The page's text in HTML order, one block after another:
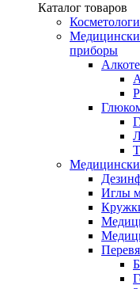
Каталог товаров
приборы
Иглы